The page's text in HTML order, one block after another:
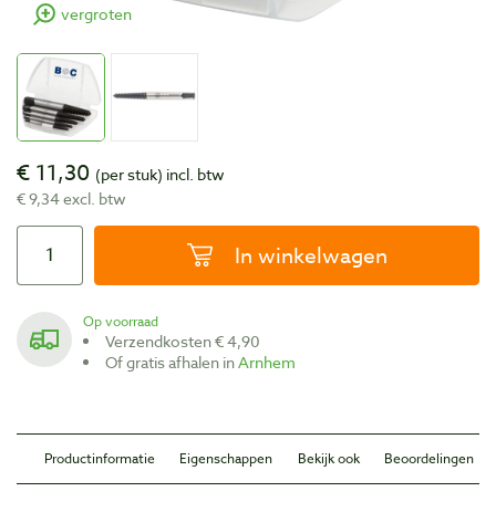
vergroten
€ 11,30 (per stuk) incl. btw
€ 9,34 excl. btw
In winkelwagen
Op voorraad
Verzendkosten € 4,90
Of gratis afhalen inArnhem
Productinformatie Eigenschappen Bekijk ook Beoordelingen